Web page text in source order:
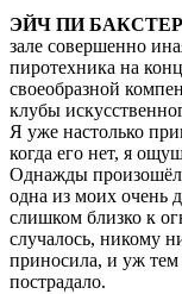
ЭЙЧ ПИ БАКСТЕР
зале совершенно
пиротехника на
своеобразной
клубы
Я уже настолько
когда его нет, я
Однажды произошёл
одна из моих очень
слишком близко к
случалось, никому
приносила, и уж тем
пострадало.